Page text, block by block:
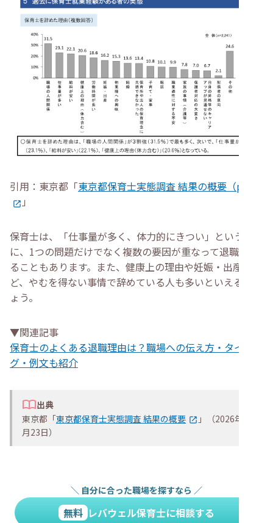
引用：東京都「東京都保育士実態調査 結果の概要（p.9）
」
保育士は、「仕事量が多く、体力的にきつい」というよう
に、1つの問題だけでなく複数の要因が重なって退職に至
ることもあります。また、健康上の理由や妊娠・出産な
ど、やむを得ない事情で辞めている人も多いといえるでし
ょう。
▼関連記事
保育士のよくある退職理由は？職場への伝え方・タイミン
グ・例文も紹介
出典
東京都「東京都保育士実態調査 結果の概要
」（2026年6
月23日）
＼ 自分に合った職場を探すなら ／
無料 レバウェル保育士に相談する